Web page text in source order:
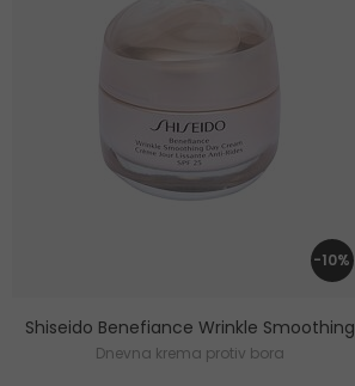
-10%
Shiseido Benefiance Wrinkle Smoothing
Dnevna krema protiv bora